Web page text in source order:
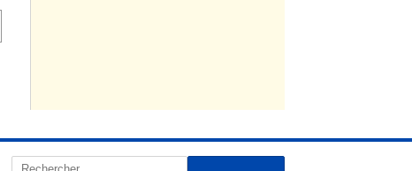
Rechercher :